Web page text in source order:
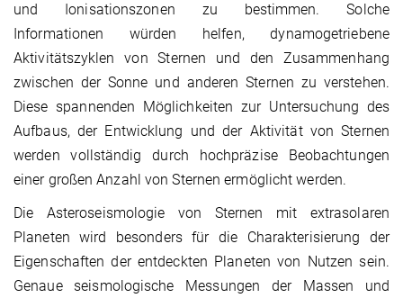
und Ionisationszonen zu bestimmen. Solche
Informationen würden helfen, dynamogetriebene
Aktivitätszyklen von Sternen und den Zusammenhang
zwischen der Sonne und anderen Sternen zu verstehen.
Diese spannenden Möglichkeiten zur Untersuchung des
Aufbaus, der Entwicklung und der Aktivität von Sternen
werden vollständig durch hochpräzise Beobachtungen
einer großen Anzahl von Sternen ermöglicht werden.
Die Asteroseismologie von Sternen mit extrasolaren
Planeten wird besonders für die Charakterisierung der
Eigenschaften der entdeckten Planeten von Nutzen sein.
Genaue seismologische Messungen der Massen und